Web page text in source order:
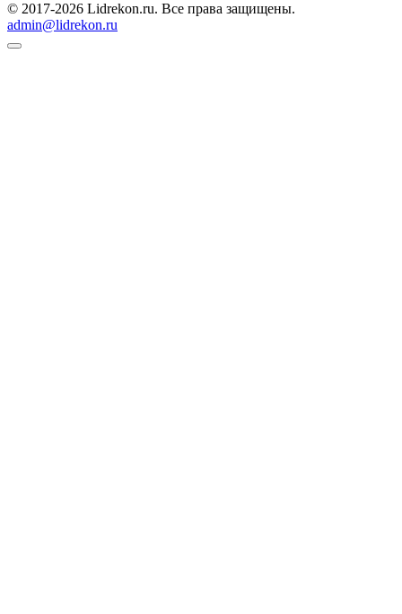
© 2017-2026 Lidrekon.ru. Все права защищены.
admin@lidrekon.ru